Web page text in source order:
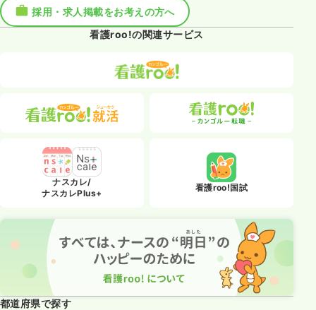
採用・求人掲載をお考えの方へ
看護roo!の関連サービス
ナスカレ/
ナスカレPlus+
看護roo!国試
都道府県で探す